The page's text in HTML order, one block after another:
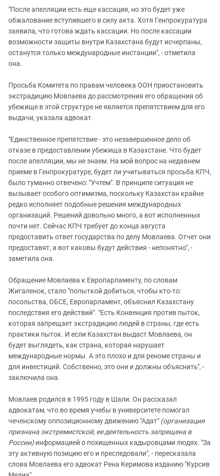
"После апелляции есть еще кассация, но это будет уже
обжалование вступившего в силу акта. Хотя Генпрокуратура
заявила, что готова ждать кассации. Но после кассации
возможности защиты внутри Казахстана будут исчерпаны,
останутся только международные инстанции", - отметила
она.
Просьба Комитета по правам человека ООН приостановить
экстрадицию Мовлаева до рассмотрения его обращения об
убежище в этой структуре не является препятствием для его
выдачи, указала адвокат.
"Единственное препятствие - это незавершенное дело об
отказе в предоставлении убежища в Казахстане. Что будет
после апелляции, мы не знаем. На мой вопрос на недавнем
приеме в Генпрокуратуре, будет ли учитываться просьба КПЧ,
было туманно отвечено: "Учтем". В принципе ситуация не
вызывает особого оптимизма, поскольку Казахстан крайне
редко исполняет подобные решения международных
организаций. Решений довольно много, а вот исполненных
почти нет. Сейчас КПЧ требует до конца августа
предоставить ответ государства по делу Мовлаева. Отчет они
предоставят, а вот каковы будут действия - непонятно", -
заметила она.
Обращение Мовлаева к Европарламенту, по словам
Жигаленок, стало "попыткой добиться, чтобы кто-то:
посольства, ОБСЕ, Европарламент, объяснил Казахстану
последствия его действий". "Есть Конвенция против пыток,
которая запрещает экстрадицию людей в страны, где есть
практики пыток. И если Казахстан выдаст Мовлаева, он
будет выглядеть, как страна, которая нарушает
международные нормы. А это плохо и для реноме страны и
для инвестиций. Собственно, это они и должны объяснить", -
заключила она.
Мовлаев родился в 1995 году в Шали. Он рассказал
адвокатам, что во время учебы в университете помогал
чеченскому оппозиционному движению "Адат" (организация
признана экстремистской, ее деятельность запрещена в
России)информацией о похищенных кадыровцами людях. "За
эту активную позицию его и преследовали", - пересказала
слова Мовлаева его адвокат Рена Керимова изданию "Курсив